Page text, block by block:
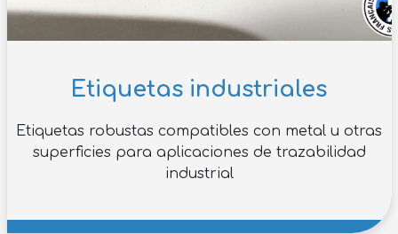
Etiquetas industriales
Etiquetas robustas compatibles con metal u otras
superficies para aplicaciones de trazabilidad
industrial